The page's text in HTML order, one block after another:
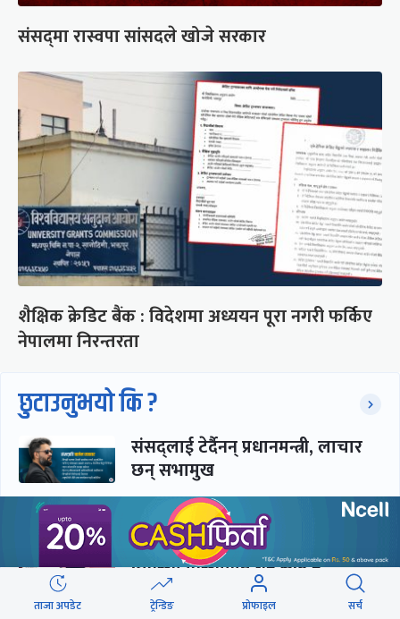
संसद्‍मा रास्वपा सांसदले खोजे सरकार
शैक्षिक क्रेडिट बैंक : विदेशमा अध्ययन पूरा नगरी फर्किए
नेपालमा निरन्तरता
छुटाउनुभयो कि ?
संसद्लाई टेर्दैनन् प्रधानमन्त्री, लाचार
छन् सभामुख
‘अस्थायी प्रकृतिको अध्यादेशले ऐनको
व्यवस्था विस्थापित गर्न सक्दैन’
ताजा अपडेट ट्रेन्डिङ प्रोफाइल सर्च